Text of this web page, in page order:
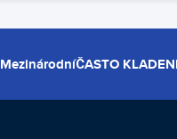
MezinárodníČASTO